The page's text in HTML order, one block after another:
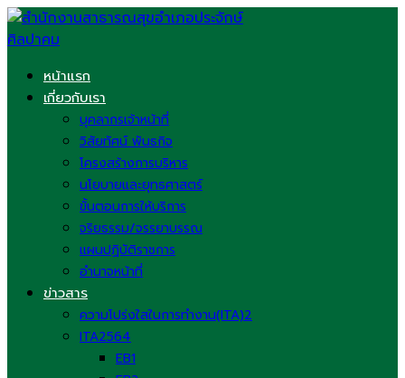
Skip
to
หน้าแรก
เกี่ยวกับเรา
บุคลากรเจ้าหน้าที่
วิสัยทัศน์ พันธกิจ
โครงสร้างการบริหาร
นโยบายและยุทธศาสตร์
ขั้นตอนการให้บริการ
จริยธรรม/จรรยาบรรณ
แผนปฏิบัติราชการ
อำนาจหน้าที่
ข่าวสาร
ความโปร่งใสในการทำงาน(ITA)2
ITA2564
EB1